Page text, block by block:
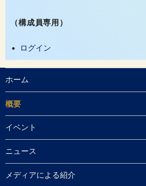
（構成員専用）
ログイン
ホーム
概要
イベント
ニュース
メディアによる紹介